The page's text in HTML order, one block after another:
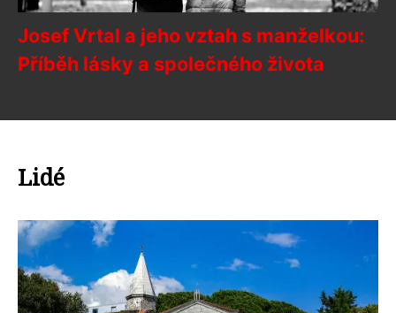
Josef Vrtal a jeho vztah s manželkou:
Příběh lásky a společného života
Lidé